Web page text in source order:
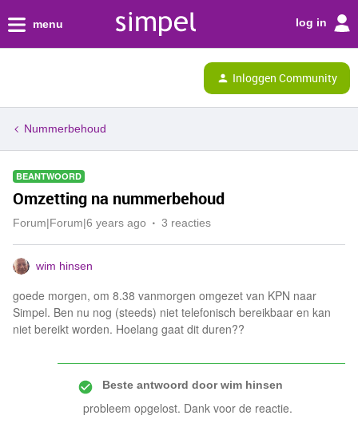
menu log in
Inloggen Community
Nummerbehoud
BEANTWOORD
Omzetting na nummerbehoud
Forum|Forum|6 years ago 3 reacties
wim hinsen
goede morgen, om 8.38 vanmorgen omgezet van KPN naar
Simpel. Ben nu nog (steeds) niet telefonisch bereikbaar en kan
niet bereikt worden. Hoelang gaat dit duren??
Beste antwoord doorwim hinsen
probleem opgelost. Dank voor de reactie.